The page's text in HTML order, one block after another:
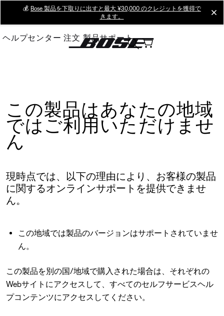
Main
💰 Bose 製品を下取りに出すと最大 ¥30,000 のクレジットを獲得で
きます。
ヘルプセンター 注文 製品サポート
この製品はあなたの地域
ではご利用いただけませ
ん
現時点では、以下の理由により、お客様の製品
に関するオンラインサポートを提供できませ
ん。
この地域では製品のバージョンはサポートされていませ
ん。
この製品を別の国/地域で購入された場合は、それぞれの
Webサイトにアクセスして、すべてのセルフサービスヘル
プコンテンツにアクセスしてください。